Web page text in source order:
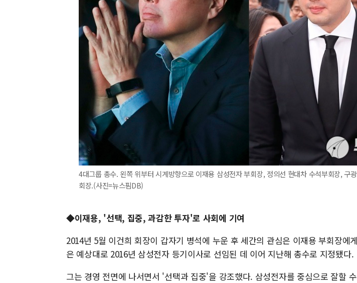
4대그룹 총수. 왼쪽 위부터 시계방향으로 이재용 삼성전자 부회장, 정의선 현대차 수석부회장, 구
회장.(사진=뉴스핌DB)
◆이재용, '선택, 집중, 과감한 투자'로 사회에 기여
2014년 5월 이건희 회장이 갑자기 병석에 누운 후 세간의 관심은 이재용 부회장에
은 예상대로 2016년 삼성전자 등기이사로 선임된 데 이어 지난해 총수로 지정됐다.
그는 경영 전면에 나서면서 '선택과 집중'을 강조했다. 삼성전자를 중심으로 잘할